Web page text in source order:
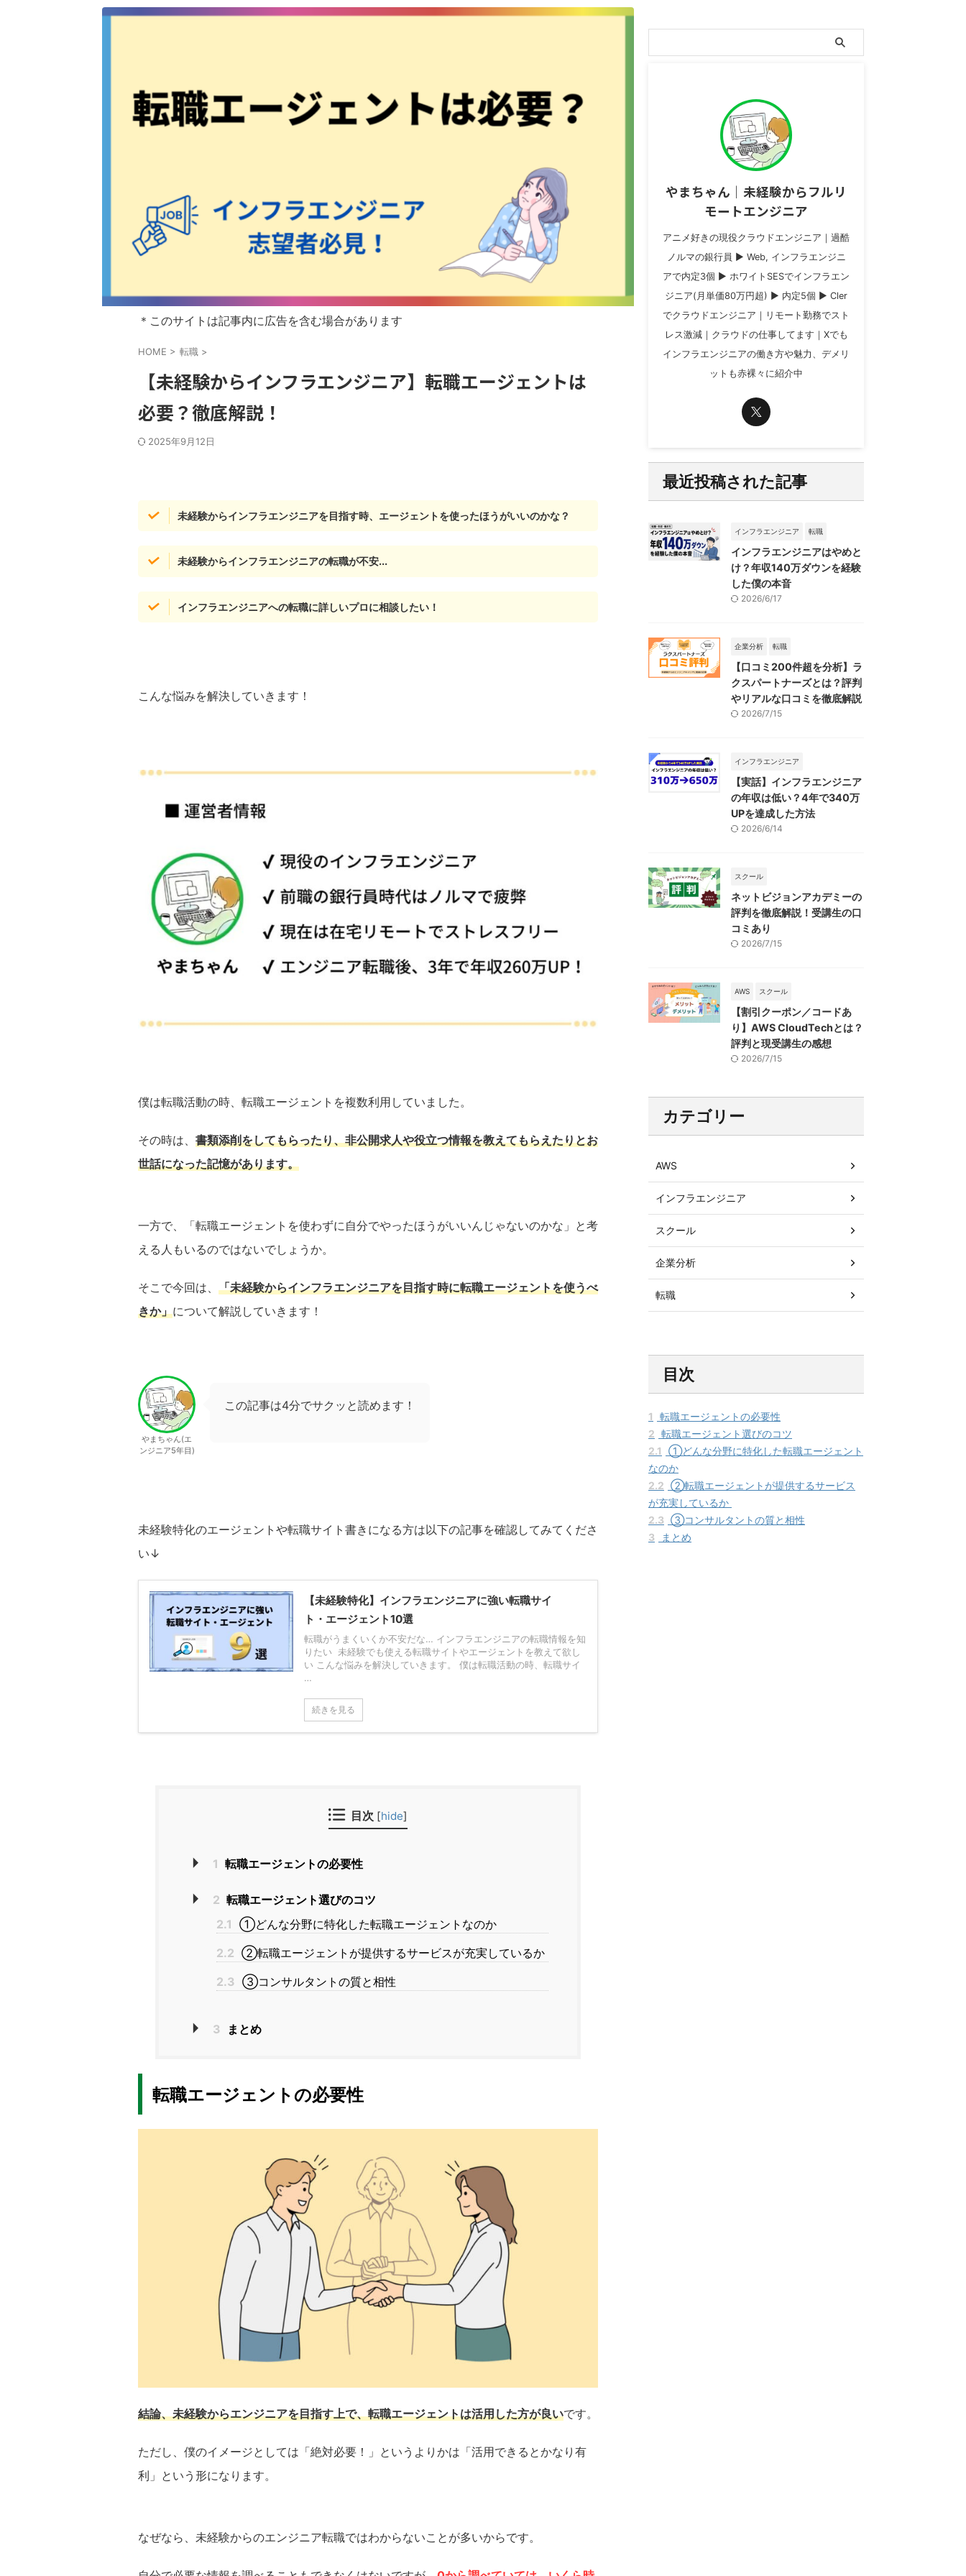
＊このサイトは記事内に広告を含む場合があります
HOME > 転職 >
【未経験からインフラエンジニア】転職エージェントは
必要？徹底解説！
2025年9月12日
未経験からインフラエンジニアを目指す時、エージェントを使ったほうがいいのかな？
未経験からインフラエンジニアの転職が不安...
インフラエンジニアへの転職に詳しいプロに相談したい！
こんな悩みを解決していきます！
僕は転職活動の時、転職エージェントを複数利用していました。
その時は、 書類添削をしてもらったり、非公開求人や役立つ情報を教えてもらえたりとお
世話になった記憶があります。
一方で、「転職エージェントを使わずに自分でやったほうがいいんじゃないのかな」と考
える人もいるのではないでしょうか。
そこで今回は、 「未経験からインフラエンジニアを目指す時に転職エージェントを使うべ
きか」について解説していきます！
やまちゃん(エ
ンジニア5年目)
この記事は4分でサクッと読めます！
未経験特化のエージェントや転職サイト書きになる方は以下の記事を確認してみてくださ
い↓
【未経験特化】インフラエンジニアに強い転職サイ
ト・エージェント10選
転職がうまくいくか不安だな… インフラエンジニアの転職情報を知
りたい 未経験でも使える転職サイトやエージェントを教えて欲し
い こんな悩みを解決していきます。 僕は転職活動の時、転職サイ
…
続きを見る
目次 [hide]
1 転職エージェントの必要性
2 転職エージェント選びのコツ
2.1 ①どんな分野に特化した転職エージェントなのか
2.2 ②転職エージェントが提供するサービスが充実しているか
2.3 ③コンサルタントの質と相性
3 まとめ
転職エージェントの必要性
結論、未経験からエンジニアを目指す上で、転職エージェントは活用した方が良いです。
ただし、僕のイメージとしては「絶対必要！」というよりかは「活用できるとかなり有
利」という形になります。
なぜなら、未経験からのエンジニア転職ではわからないことが多いからです。
やまちゃん｜未経験からフルリ
モートエンジニア
アニメ好きの現役クラウドエンジニア｜過酷
ノルマの銀行員 ▶︎ Web, インフラエンジニ
アで内定3個 ▶︎ ホワイトSESでインフラエン
ジニア(月単価80万円超) ▶︎ 内定5個 ▶︎ Cler
でクラウドエンジニア｜リモート勤務でスト
レス激減｜クラウドの仕事してます｜Xでも
インフラエンジニアの働き方や魅力、デメリ
ットも赤裸々に紹介中
最近投稿された記事
インフラエンジニア 転職
インフラエンジニアはやめと
け？年収140万ダウンを経験
した僕の本音
2026/6/17
企業分析 転職
【口コミ200件超を分析】ラ
クスパートナーズとは？評判
やリアルな口コミを徹底解説
2026/7/15
インフラエンジニア
【実話】インフラエンジニア
の年収は低い？4年で340万
UPを達成した方法
2026/6/14
スクール
ネットビジョンアカデミーの
評判を徹底解説！受講生の口
コミあり
2026/7/15
AWS スクール
【割引クーポン／コードあ
り】AWS CloudTechとは？
評判と現受講生の感想
2026/7/15
カテゴリー
AWS
インフラエンジニア
スクール
企業分析
転職
目次
1
転職エージェントの必要性
2 転職エージェント選びのコツ
2.1
①どんな分野に特化した転職エージェント
なのか
2.2 ②転職エージェントが提供するサービス
が充実しているか
2.3 ③コンサルタントの質と相性
3
まとめ